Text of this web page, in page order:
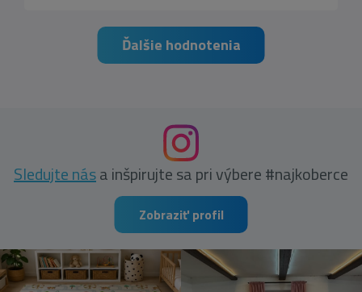
Ďalšie hodnotenia
Sledujte nása inšpirujte sa pri výbere #najkoberce
Zobraziť profil